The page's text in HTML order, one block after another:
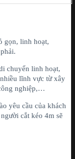
gọn, linh hoạt,
chuyển linh hoạt,
lĩnh vực từ xây
nghiệp,…
yêu cầu của khách
cắt kéo 4m sẽ